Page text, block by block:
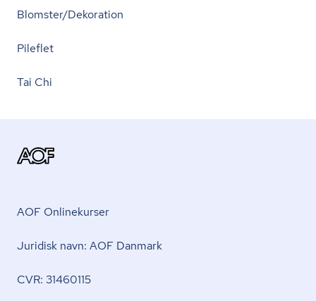
Blomster/Dekoration
Pileflet
Tai Chi
AOF Onlinekurser
Juridisk navn: AOF Danmark
CVR: 31460115